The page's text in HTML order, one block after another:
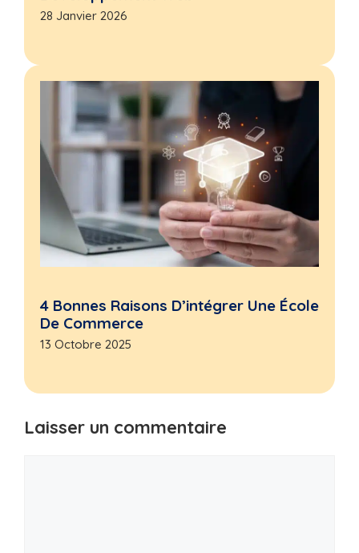
28 Janvier 2026
4 Bonnes Raisons D’intégrer Une École
De Commerce
13 Octobre 2025
Laisser un commentaire